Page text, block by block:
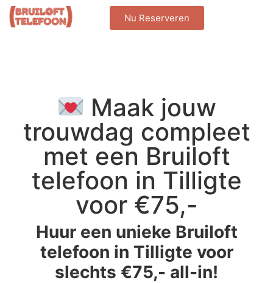
Nu Reserveren
Maak jouw
trouwdag compleet
met een Bruiloft
telefoon in Tilligte
voor €75,-
Huur een unieke Bruiloft
telefoon in Tilligte voor
slechts €75,- all-in!